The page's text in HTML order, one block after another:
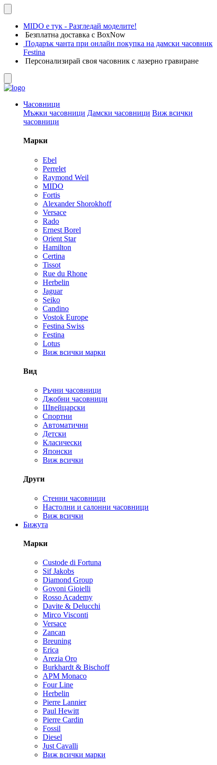
MIDO е тук - Разгледай моделите!
Безплатна доставка с BoxNow
Подарък чанта при онлайн покупка на дамски часовник
Festina
Персонализирай своя часовник с лазерно гравиране
Часовници
Мъжки часовници Дамски часовници Виж всички
часовници
Марки
Ebel
Perrelet
Raymond Weil
MIDO
Fortis
Alexander Shorokhoff
Versace
Rado
Ernest Borel
Orient Star
Hamilton
Certina
Tissot
Rue du Rhone
Herbelin
Jaguar
Seiko
Candino
Vostok Europe
Festina Swiss
Festina
Lotus
Виж всички марки
Вид
Ръчни часовници
Джобни часовници
Швейцарски
Спортни
Автоматични
Детски
Класически
Японски
Виж всички
Други
Стенни часовници
Настолни и салонни часовници
Виж всички
Бижута
Марки
Custode di Fortuna
Sif Jakobs
Diamond Group
Govoni Gioielli
Rosso Academy
Davite & Delucchi
Mirco Visconti
Versace
Zancan
Breuning
Erica
Arezia Oro
Burkhardt & Bischoff
APM Monaco
Four Line
Herbelin
Pierre Lannier
Paul Hewitt
Pierre Cardin
Fossil
Diesel
Just Cavalli
Виж всички марки